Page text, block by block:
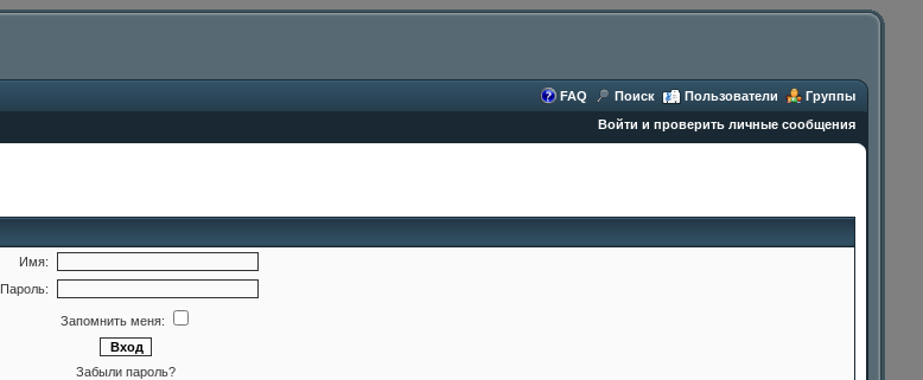
FAQ Поиск Пользователи
Группы
Войти и проверить личные сообщения
Имя:
Пароль:
Запомнить меня:
Забыли пароль?